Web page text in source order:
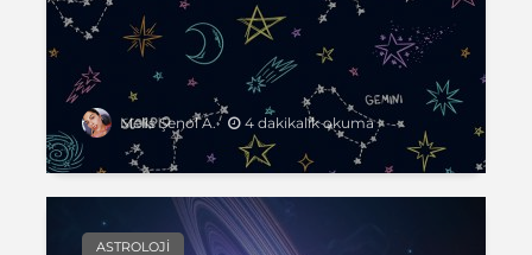
Melis Şenol A. 4 dakikalık okuma
ASTROLOJI